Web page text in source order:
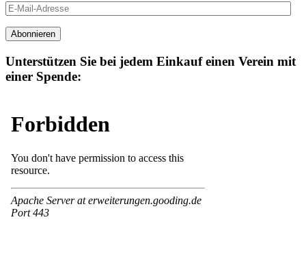
E-
Mail-
Adresse
Abonnieren
Unterstützen Sie bei jedem Einkauf einen Verein mit
einer Spende: